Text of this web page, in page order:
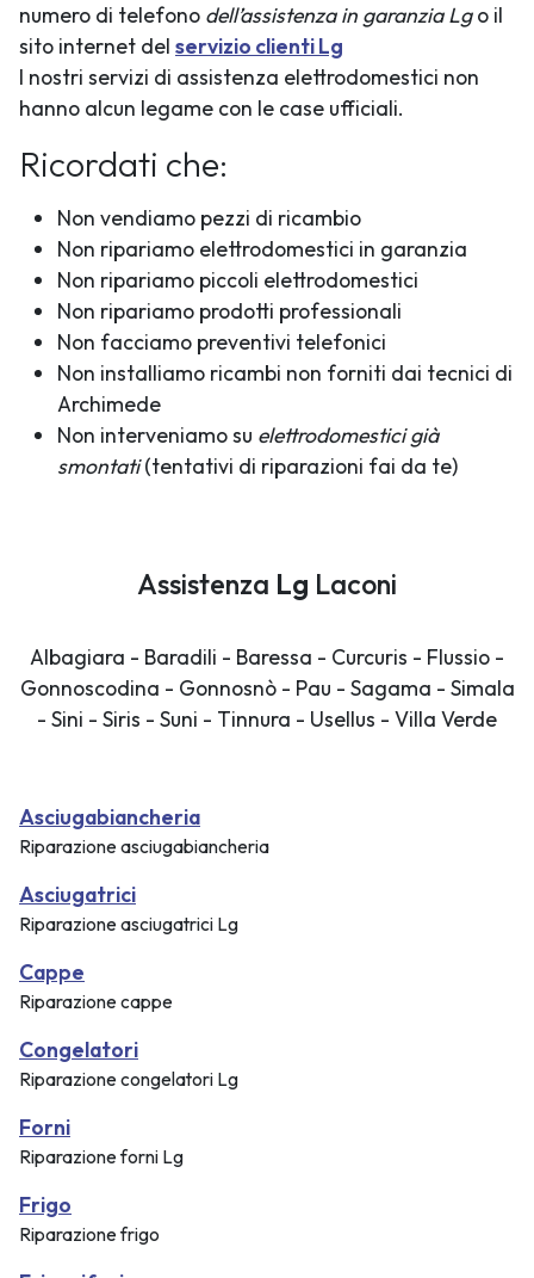
numero di telefono dell’assistenza in garanzia Lgo il
sito internet del servizio clienti Lg
I nostri servizi di assistenza elettrodomestici non
hanno alcun legame con le case ufficiali.
Ricordati che:
Non vendiamo pezzi di ricambio
Non ripariamo elettrodomestici in garanzia
Non ripariamo piccoli elettrodomestici
Non ripariamo prodotti professionali
Non facciamo preventivi telefonici
Non installiamo ricambi non forniti dai tecnici di
Archimede
Non interveniamo su elettrodomestici già
smontati(tentativi di riparazioni fai da te)
Assistenza Lg Laconi
Albagiara - Baradili - Baressa - Curcuris - Flussio -
Gonnoscodina - Gonnosnò - Pau - Sagama - Simala
- Sini - Siris - Suni - Tinnura - Usellus - Villa Verde
Asciugabiancheria
Riparazione asciugabiancheria
Asciugatrici
Riparazione asciugatrici Lg
Cappe
Riparazione cappe
Congelatori
Riparazione congelatori Lg
Forni
Riparazione forni Lg
Frigo
Riparazione frigo